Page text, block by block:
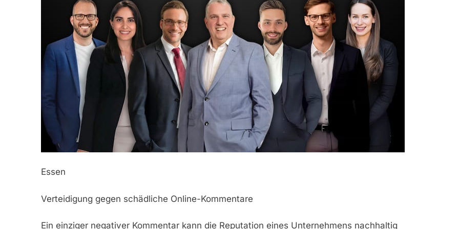
Essen
Verteidigung gegen schädliche Online-Kommentare
Ein einziger negativer Kommentar kann die Reputation eines Unternehmens nachhaltig